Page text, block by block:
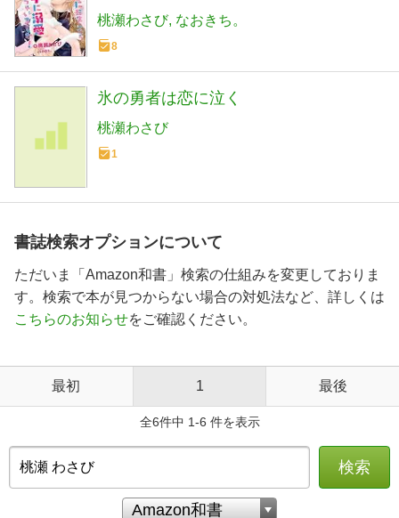
桃瀬わさび なおきち。
8
氷の勇者は恋に泣く
桃瀬わさび
1
書誌検索オプションについて
ただいま「Amazon和書」検索の仕組みを変更しておりま
す。検索で本が見つからない場合の対処法など、詳しくは
こちらのお知らせをご確認ください。
最初 1 最後
全6件中 1-6 件を表示
検索